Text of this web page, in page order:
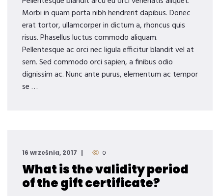
Morbi in quam porta nibh hendrerit dapibus. Donec
erat tortor, ullamcorper in dictum a, rhoncus quis
risus. Phasellus luctus commodo aliquam.
Pellentesque ac orci nec ligula efficitur blandit vel at
sem. Sed commodo orci sapien, a finibus odio
dignissim ac. Nunc ante purus, elementum ac tempor
se …
16 września, 2017 0
What is the validity period
of the gift certificate?